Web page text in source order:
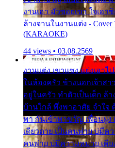
งานเฮา มัวซอยเขา ใจเฮ
ล้างจานในงานแต่ง -
(KARAOKE)
44 views • 03.08.2569
งานแต่ง เขาแซง แย่งเอา
ในห้องครัว ข้างนอกเจ้าสา
อยู่ในครัว ทำตัวเป็นเด็ก ล้
บ้านใกล้ พึ่งพาอาศัย จำใจ
พา กันเข้าพาขวัญ เพื่อนฝูง
เดียวดาย เป็นคนพ่าย บ่มีคว
คนพ่าย บ่มีความหมาย เคียง